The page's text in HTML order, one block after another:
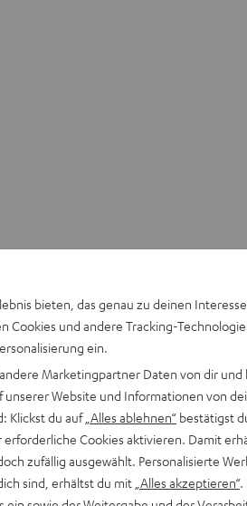
bieten, das genau zu deinen
Cookies und andere Tracking-
ein.
Marketingpartner Daten von dir und
Website und Informationen von
Klickst du auf „Alles ablehnen“ bestätigst
Cookies aktivieren. Damit
zufällig ausgewählt. Personalisierte
sind, erhältst du mit „Alles akzeptieren“.